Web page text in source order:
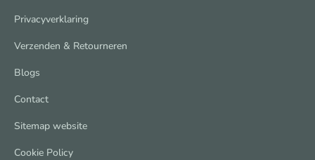
Privacyverklaring
Verzenden & Retourneren
Blogs
Contact
Sitemap website
Cookie Policy